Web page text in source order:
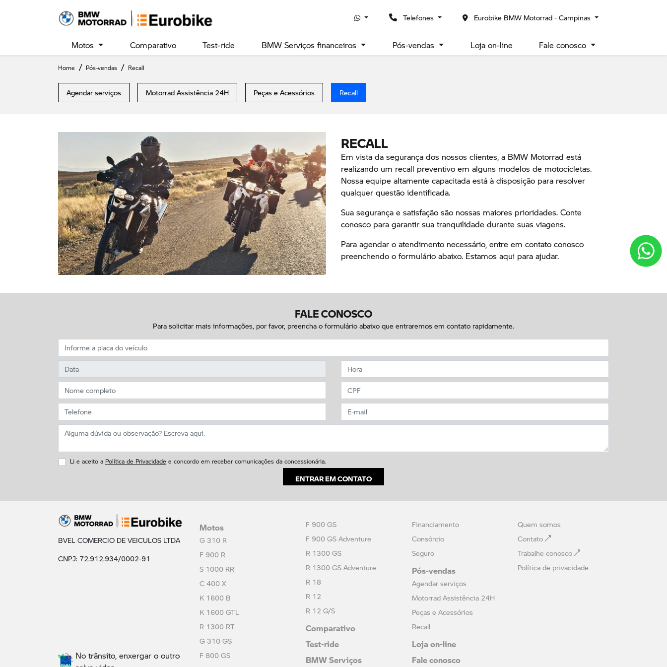
Telefones Eurobike BMW Motorrad - Campinas
Motos Comparativo Test-ride BMW Serviços financeiros Pós-vendas Loja on-line Fale conosco
Home Pós-vendas Recall
Agendar serviços Motorrad Assistência 24H Peças e Acessórios Recall
RECALL
Em vista da segurança dos nossos clientes, a BMW Motorrad está
realizando um recall preventivo em alguns modelos de motocicletas.
Nossa equipe altamente capacitada está à disposição para resolver
qualquer questão identificada.
Sua segurança e satisfação são nossas maiores prioridades. Conte
conosco para garantir sua tranquilidade durante suas viagens.
Para agendar o atendimento necessário, entre em contato conosco
preenchendo o formulário abaixo. Estamos aqui para ajudar.
FALE CONOSCO
Para solicitar mais informações, por favor, preencha o formulário abaixo que entraremos em contato rapidamente.
Li e aceito a Política de Privacidade e concordo em receber comunicações da concessionária.
ENTRAR EM CONTATO
BVEL COMERCIO DE VEICULOS LTDA
CNPJ: 72.912.934/0002-91
No trânsito, enxergar o outro
Motos
G 310 R
F 900 R
S 1000 RR
C 400 X
K 1600 B
K 1600 GTL
R 1300 RT
G 310 GS
F 800 GS
F 900 GS
F 900 GS Adventure
R 1300 GS
R 1300 GS Adventure
R 18
R 12
R 12 G/S
Comparativo
Test-ride
BMW Serviços
Financiamento
Consórcio
Seguro
Pós-vendas
Agendar serviços
Motorrad Assistência 24H
Peças e Acessórios
Recall
Loja on-line
Fale conosco
Quem somos
Contato
Trabalhe conosco
Política de privacidade